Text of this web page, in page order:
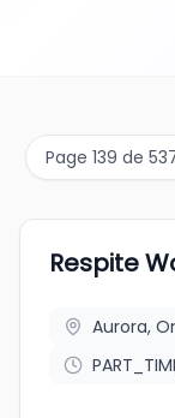
Page 139 de
Respite
Aurora,